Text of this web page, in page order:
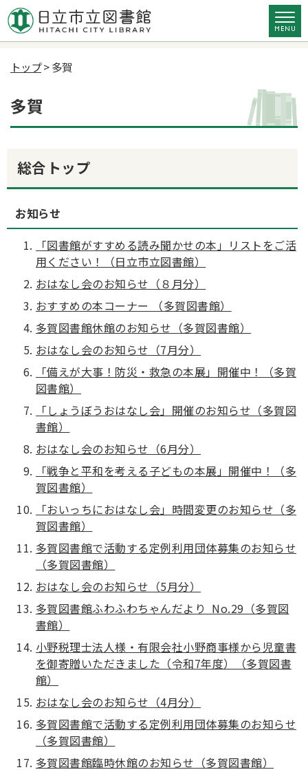
トップ> 多賀
多賀
総合トップ
お知らせ
「図書館がすすめる読み聞かせの本」リストをご活
用ください！（日立市立図書館）
おはなし会のお知らせ（８月分）
おすすめの本コーナー （多賀図書館）
多賀図書館休館のお知らせ（多賀図書館）
おはなし会のお知らせ（7月分）
「備えが大事！防災・救急の本展」開催中！（多賀
図書館）
「しょうぼうおはなし会」開催のお知らせ（多賀図
書館）
おはなし会のお知らせ（6月分）
「戦争と平和を考える子どもの本展」開催中！（多
賀図書館）
「おいっちにおはなし会」時間変更のお知らせ（多
賀図書館）
多賀図書館で活動する定例利用団体募集のお知らせ
（多賀図書館）
おはなし会のお知らせ（5月分）
多賀図書館ふわふわちゃんだより No.29（多賀図
書館）
小野税理士法人様・有限会社小野商事様から児童書
を御寄贈いただきました（令和7年度）（多賀図書
館）
おはなし会のお知らせ（4月分）
多賀図書館で活動する定例利用団体募集のお知らせ
（多賀図書館）
多賀図書館臨時休館のお知らせ（多賀図書館）